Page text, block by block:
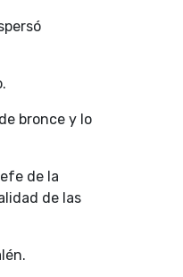
bronce y lo
de la
de las